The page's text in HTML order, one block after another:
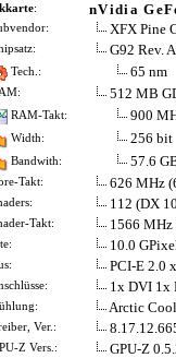
: nVidia
XFX Pine
G92 Rev.
Tech.: 65 nm
512 MB
RAM-Takt: 900
Width: 256 bit
Bandwith: 57.6
Takt: 626 MHz
112 (DX
Takt: 1566
10.0
PCI-E 2.0
1x DVI 1x
Arctic
Ver.:
Z Vers.: GPU-Z